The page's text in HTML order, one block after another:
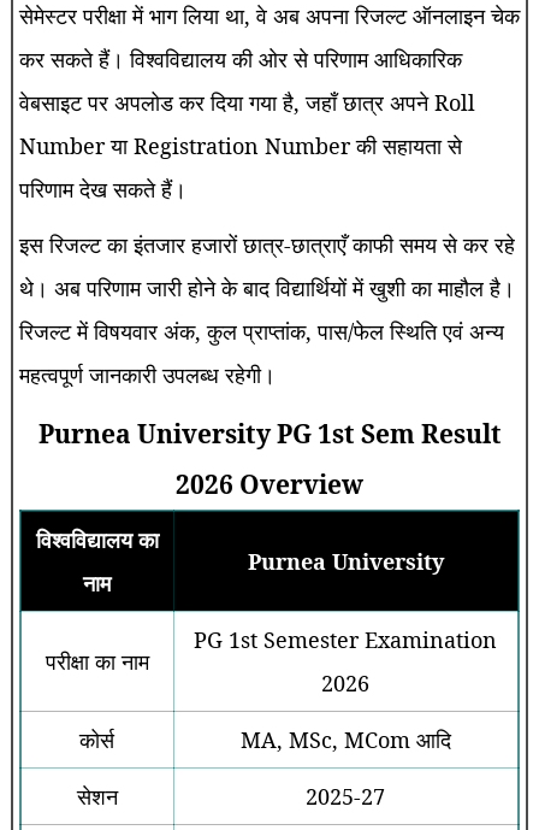
सेमेस्टर परीक्षा में भाग लिया था, वे अब अपना रिजल्ट ऑनलाइन चेक
कर सकते हैं। विश्वविद्यालय की ओर से परिणाम आधिकारिक
वेबसाइट पर अपलोड कर दिया गया है, जहाँ छात्र अपने Roll
Number या Registration Number की सहायता से
परिणाम देख सकते हैं।
इस रिजल्ट का इंतजार हजारों छात्र-छात्राएँ काफी समय से कर रहे
थे। अब परिणाम जारी होने के बाद विद्यार्थियों में खुशी का माहौल है।
रिजल्ट में विषयवार अंक, कुल प्राप्तांक, पास/फेल स्थिति एवं अन्य
महत्वपूर्ण जानकारी उपलब्ध रहेगी।
Purnea University PG 1st Sem Result
2026 Overview
विश्वविद्यालय का
नाम
Purnea University
परीक्षा का नाम
PG 1st Semester Examination
2026
कोर्स
MA, MSc, MCom आदि
सेशन
2025-27